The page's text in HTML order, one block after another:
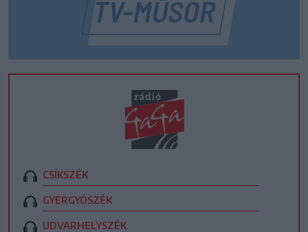
CSÍKSZÉK
GYERGYÓSZÉK
UDVARHELYSZÉK